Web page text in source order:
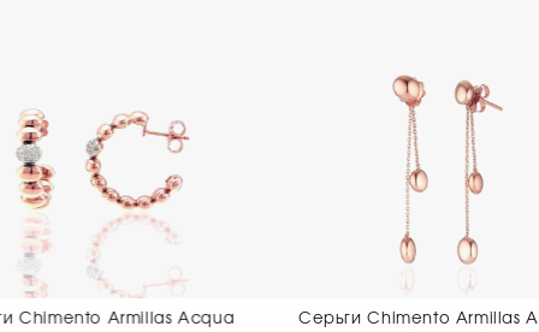
Серьги Chimento Armillas Acqua
Серьги